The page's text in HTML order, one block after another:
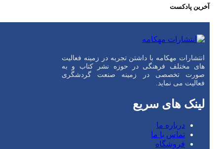
آخرین پادکست
انتشارات مهکامه با داشتن تجربه در زمینه فعالیت
های مختلف فرهنگی در حوزه نشر کتاب و به
صورت تخصصی در زمینه صنعت گردشگری
فعالیت می نماید.
لینک های سریع
درباره ما
تماس با ما
فروشگاه